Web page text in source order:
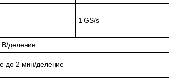
1 GS/s
В/деление
до 2 мин/деление